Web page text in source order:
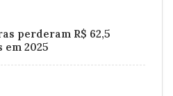
perderam R$ 62,5
2025